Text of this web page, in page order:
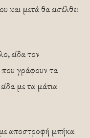
και μετά θα εισέλθει
είδα τον
γράφουν τα
με τα μάτια
αποστροφή μπήκα